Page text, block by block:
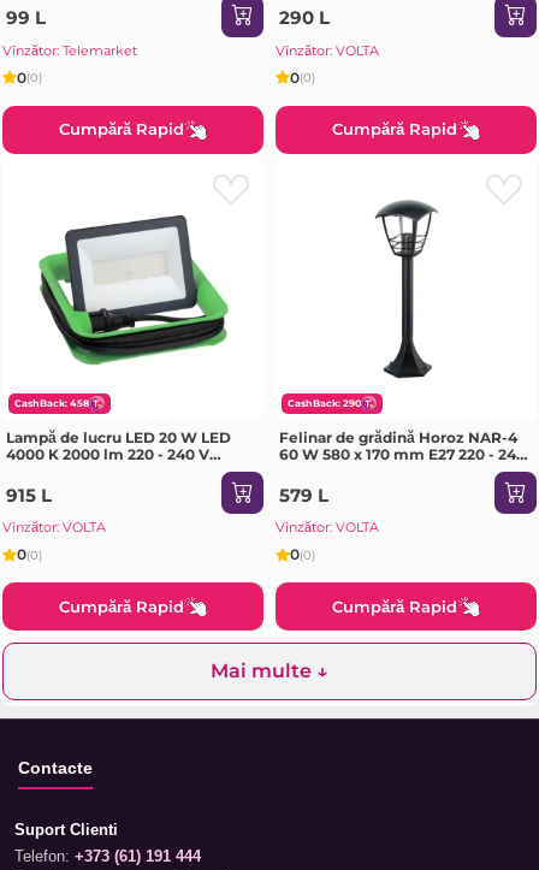
99 L
Vînzător: Telemarket
0(0)
Cumpără Rapid
290 L
Vînzător: VOLTA
0(0)
Cumpără Rapid
CashBack: 458
Lampă de lucru LED 20 W LED
4000 K 2000 lm 220 - 240 V
915 L
Vînzător: VOLTA
0(0)
Cumpără Rapid
CashBack: 290
Felinar de grădină Horoz NAR-4
60 W 580 x 170 mm E27 220 - 240
579 L
Vînzător: VOLTA
0(0)
Cumpără Rapid
Mai multe ↓
Contacte
Suport Clienti
Telefon: +373 (61) 191 444